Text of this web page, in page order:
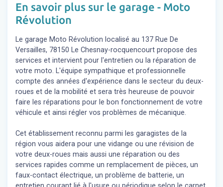
En savoir plus sur le garage - Moto
Révolution
Le garage Moto Révolution localisé au 137 Rue De
Versailles, 78150 Le Chesnay-rocquencourt propose des
services et intervient pour l'entretien ou la réparation de
votre moto. L'équipe sympathique et professionnelle
compte des années d'expérience dans le secteur du deux-
roues et de la mobilité et sera très heureuse de pouvoir
faire les réparations pour le bon fonctionnement de votre
véhicule et ainsi régler vos problèmes de mécanique.
Cet établissement reconnu parmi les garagistes de la
région vous aidera pour une vidange ou une révision de
votre deux-roues mais aussi une réparation ou des
services rapides comme un remplacement de pièces, un
faux-contact électrique, un problème de batterie, un